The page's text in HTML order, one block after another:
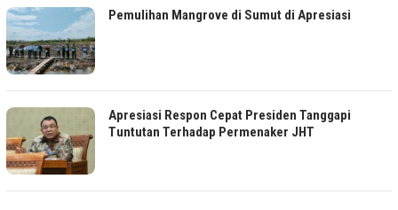
Pemulihan Mangrove di Sumut di Apresiasi
Apresiasi Respon Cepat Presiden Tanggapi
Tuntutan Terhadap Permenaker JHT